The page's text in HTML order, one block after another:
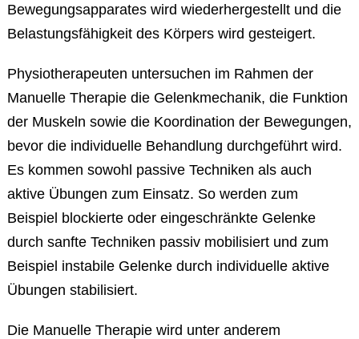
Bewegungsapparates wird wiederhergestellt und die
Belastungsfähigkeit des Körpers wird gesteigert.
Physiotherapeuten untersuchen im Rahmen der
Manuelle Therapie die Gelenkmechanik, die Funktion
der Muskeln sowie die Koordination der Bewegungen,
bevor die individuelle Behandlung durchgeführt wird.
Es kommen sowohl passive Techniken als auch
aktive Übungen zum Einsatz. So werden zum
Beispiel blockierte oder eingeschränkte Gelenke
durch sanfte Techniken passiv mobilisiert und zum
Beispiel instabile Gelenke durch individuelle aktive
Übungen stabilisiert.
Die Manuelle Therapie wird unter anderem